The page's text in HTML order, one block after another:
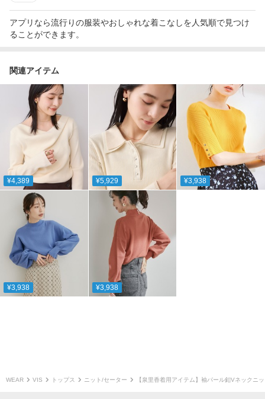
アプリなら流行りの服装やおしゃれな着こなしを人気順で見つけ
ることができます。
関連アイテム
¥4,389 ¥5,929 ¥3,938
¥3,938 ¥3,938
WEAR VIS トップス ニット/セーター 【泉里香着用アイテム】袖パール釦Vネックニ